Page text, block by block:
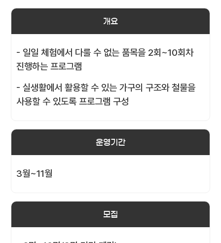
개요
- 일일 체험에서 다룰 수 없는 품목을 2회~10회차
진행하는 프로그램
- 실생활에서 활용할 수 있는 가구의 구조와 철물을
사용할 수 있도록 프로그램 구성
운영기간
3월~11월
모집